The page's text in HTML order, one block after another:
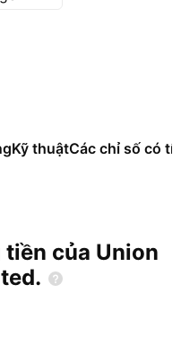
Kỹ thuậtCác chỉ số có
tiền của Union